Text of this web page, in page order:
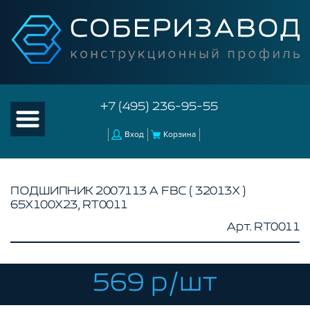
+7 (495) 236-95-55
Вход Корзина
КАТАЛОГ ТОВАРОВ
КОНСТРУКЦИОННЫЙ ПРОФИЛЬ
КОМПЛЕКТУЮЩИЕ К ЧПУ
АКСЕССУАРЫ ДЛЯ V-ПАЗА
ПОДШИПНИК 2007113 А FBC ( 32013X )
65Х100Х23, RT0011
Арт. RT0011
569 р/шт